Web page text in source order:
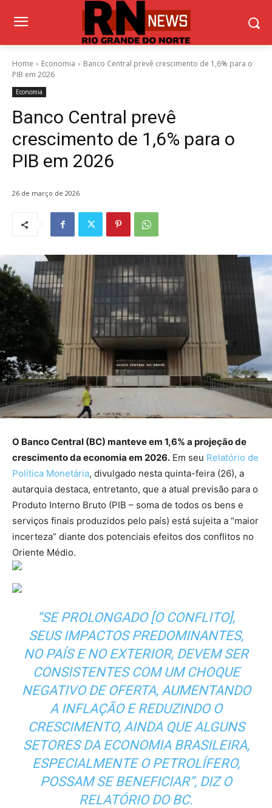
Home Economia
Banco Central prevê crescimento de 1,6% para o
PIB em 2026
Economia
Banco Central prevê
crescimento de 1,6% para o
PIB em 2026
26 de março de 2026
O Banco Central (BC) manteve em 1,6% a projeção de
crescimento da economia em 2026. Em seu Relatório de
Política Monetária, divulgado nesta quinta-feira (26), a
autarquia destaca, entretanto, que a atual previsão para o
Produto Interno Bruto (PIB – soma de todos os bens e
serviços finais produzidos pelo país) está sujeita a “maior
incerteza” diante dos potenciais efeitos dos conflitos no
Oriente Médio.
“SE PROLONGADO [O CONFLITO],
SEUS IMPACTOS PREDOMINANTES,
NO PAÍS E NO EXTERIOR, DEVEM SER
CONSISTENTES COM UM CHOQUE
NEGATIVO DE OFERTA, AUMENTANDO
A INFLAÇÃO E REDUZINDO O
CRESCIMENTO, AINDA QUE ALGUNS
SETORES DA ECONOMIA BRASILEIRA,
ESPECIALMENTE O PETROLÍFERO,
POSSAM SE BENEFICIAR”, DIZ O
RELATÓRIO DO BC.